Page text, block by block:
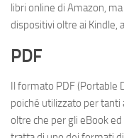
libri online di Amazon,
dispositivi oltre ai Kindle,
PDF
Il formato PDF (Portable
poiché utilizzato per
oltre che per gli eBook ed